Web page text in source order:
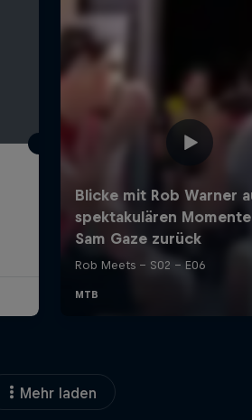
Mehr laden